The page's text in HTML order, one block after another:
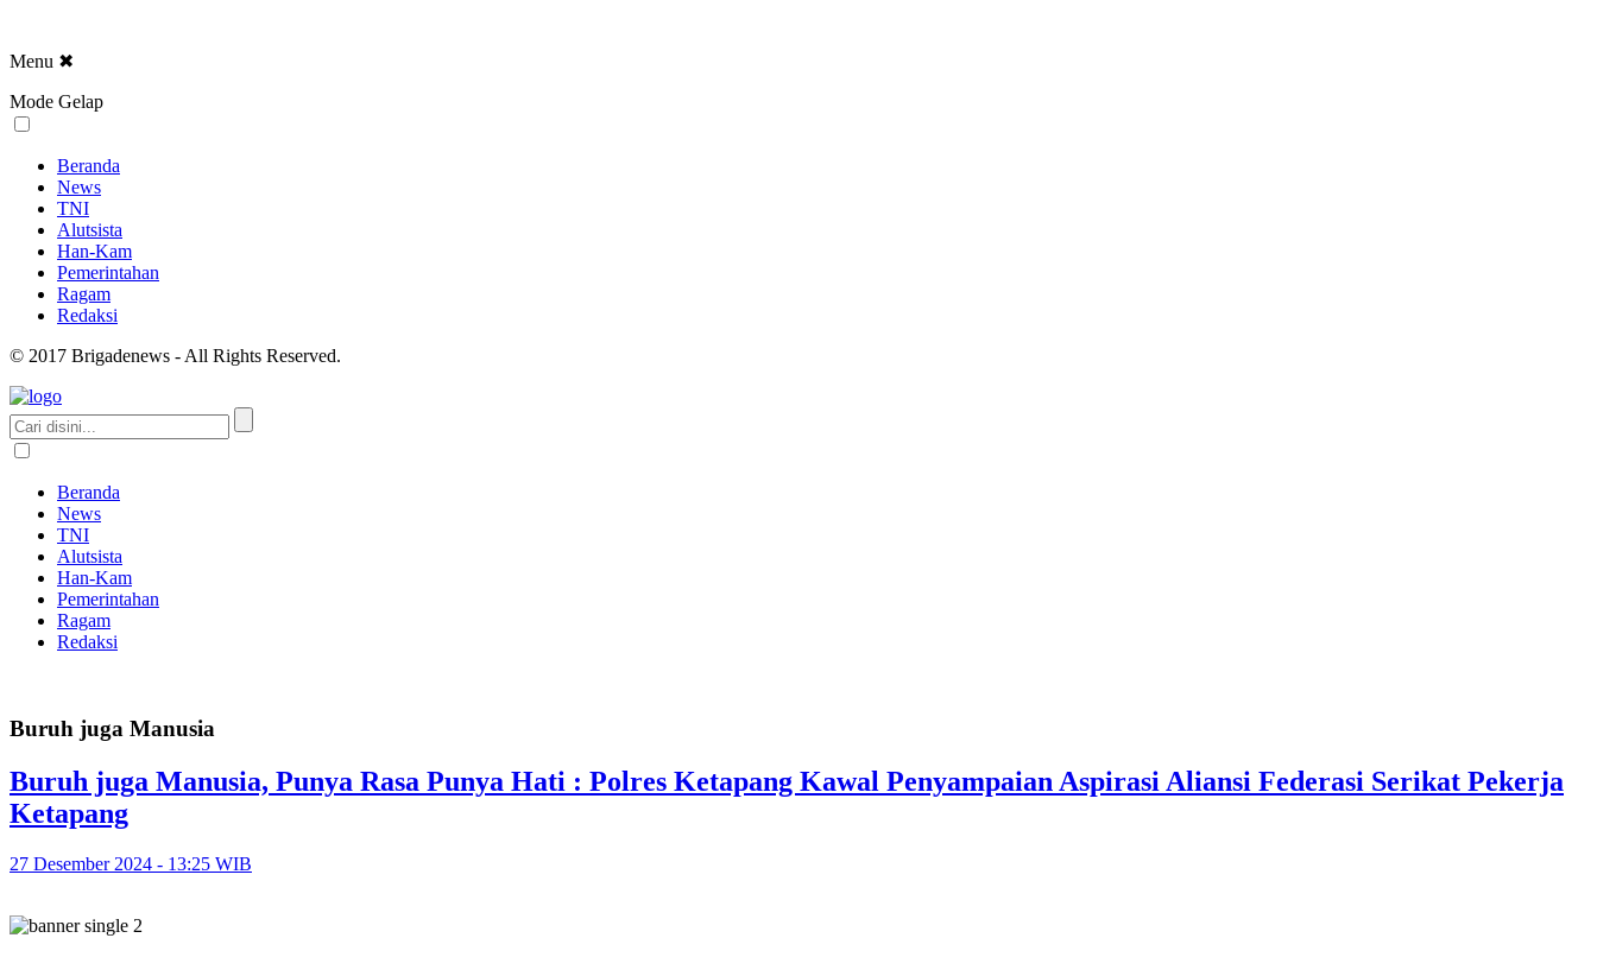
Menu ✖
Mode Gelap
Beranda
News
TNI
Alutsista
Han-Kam
Pemerintahan
Ragam
Redaksi
© 2017 Brigadenews - All Rights Reserved.
Beranda
News
TNI
Alutsista
Han-Kam
Pemerintahan
Ragam
Redaksi
Buruh juga Manusia
Buruh juga Manusia, Punya Rasa Punya Hati : Polres Ketapang Kawal Penyampaian Aspirasi Aliansi Federasi Serikat Pekerja
Ketapang
27 Desember 2024 - 13:25 WIB